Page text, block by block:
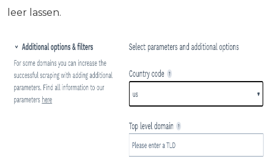
leer lassen.